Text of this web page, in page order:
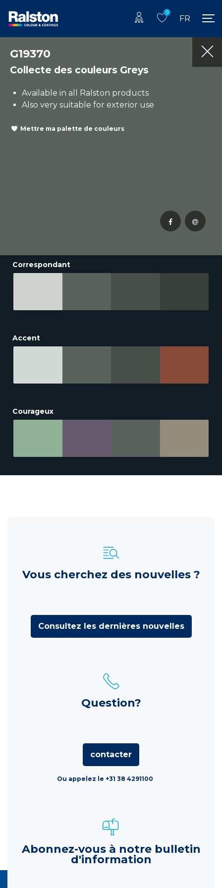
0
FR
G19370
Collecte des couleurs Greys
Available in all Ralston products
Also very suitable for exterior use
Mettre ma palette de couleurs
Correspondant
Accent
Courageux
Vous cherchez des nouvelles ?
Consultez les dernières nouvelles
Question?
contacter
Ou appelez le +31 38 4291100
Abonnez-vous à notre bulletin
d'information